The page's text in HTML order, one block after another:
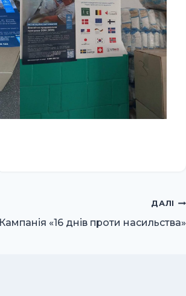
ДАЛІ
Кампанія «16 днів проти насильства»